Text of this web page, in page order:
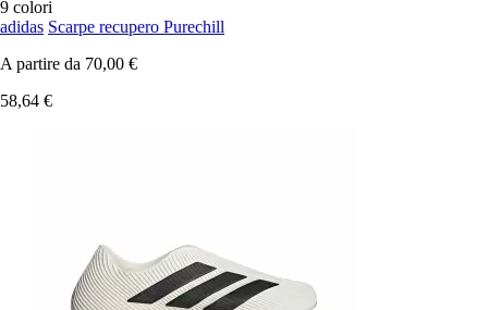
9 colori
adidas Scarpe recupero Purechill
A partire da 70,00 €
58,64 €